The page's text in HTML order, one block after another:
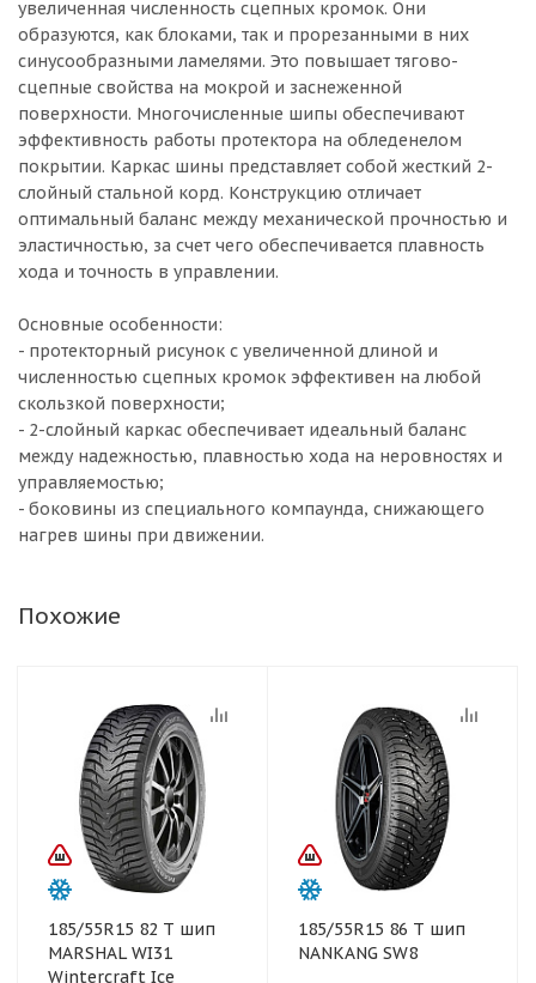
увеличенная численность сцепных кромок. Они
образуются, как блоками, так и прорезанными в них
синусообразными ламелями. Это повышает тягово-
сцепные свойства на мокрой и заснеженной
поверхности. Многочисленные шипы обеспечивают
эффективность работы протектора на обледенелом
покрытии. Каркас шины представляет собой жесткий 2-
слойный стальной корд. Конструкцию отличает
оптимальный баланс между механической прочностью и
эластичностью, за счет чего обеспечивается плавность
хода и точность в управлении.
Основные особенности:
- протекторный рисунок с увеличенной длиной и
численностью сцепных кромок эффективен на любой
скользкой поверхности;
- 2-слойный каркас обеспечивает идеальный баланс
между надежностью, плавностью хода на неровностях и
управляемостью;
- боковины из специального компаунда, снижающего
нагрев шины при движении.
Похожие
185/55R15 82 T шип
MARSHAL WI31
Wintercraft Ice
185/55R15 86 T шип
NANKANG SW8